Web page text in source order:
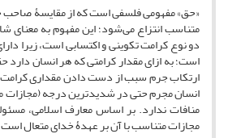
«حق» مفهومی فلسفی است که از مقایسۀ
متناسب انتزاع می‌شود؛ این مفهوم به معنای
دو نوع کرامت تکوینی و اکتسابی است، زیرا
است؛ به ازای مقدار کرامتی که هر انسان دارد
ارتکاب جرم سبب از دست دادن مقداری کرامت
انسان مجرم حتی در شدیدترین درجه (مجازات
منافات ندارد. بر اساس معارف اسلامی،
مجازات متناسب با آن بر عهدۀ خدای متعال